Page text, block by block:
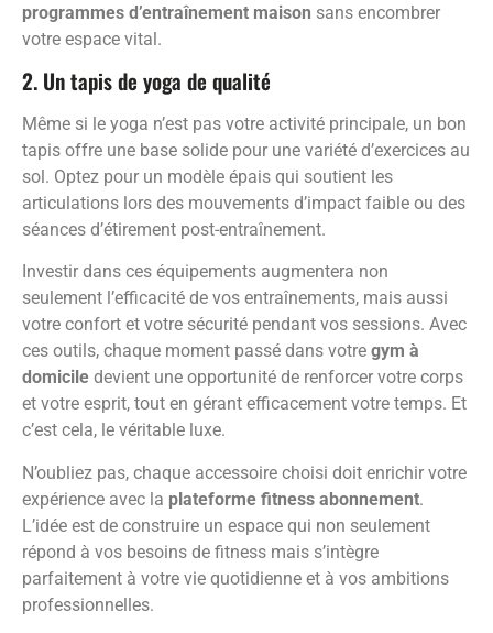
programmes d’entraînement maison sans encombrer
votre espace vital.
2. Un tapis de yoga de qualité
Même si le yoga n’est pas votre activité principale, un bon
tapis offre une base solide pour une variété d’exercices au
sol. Optez pour un modèle épais qui soutient les
articulations lors des mouvements d’impact faible ou des
séances d’étirement post-entraînement.
Investir dans ces équipements augmentera non
seulement l’efficacité de vos entraînements, mais aussi
votre confort et votre sécurité pendant vos sessions. Avec
ces outils, chaque moment passé dans votre gym à
domicile devient une opportunité de renforcer votre corps
et votre esprit, tout en gérant efficacement votre temps. Et
c’est cela, le véritable luxe.
N’oubliez pas, chaque accessoire choisi doit enrichir votre
expérience avec la plateforme fitness abonnement.
L’idée est de construire un espace qui non seulement
répond à vos besoins de fitness mais s’intègre
parfaitement à votre vie quotidienne et à vos ambitions
professionnelles.